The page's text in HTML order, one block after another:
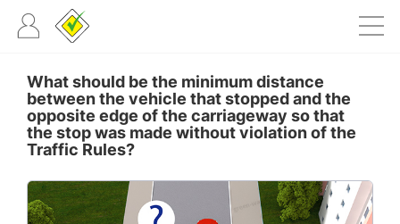
What should be the minimum distance
between the vehicle that stopped and the
opposite edge of the carriageway so that
the stop was made without violation of the
Traffic Rules?